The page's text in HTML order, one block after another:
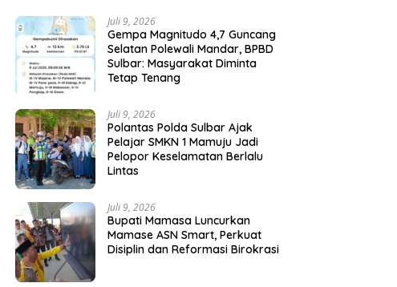
Juli 9, 2026
Gempa Magnitudo 4,7 Guncang
Selatan Polewali Mandar, BPBD
Sulbar: Masyarakat Diminta
Tetap Tenang
Juli 9, 2026
Polantas Polda Sulbar Ajak
Pelajar SMKN 1 Mamuju Jadi
Pelopor Keselamatan Berlalu
Lintas
Juli 9, 2026
Bupati Mamasa Luncurkan
Mamase ASN Smart, Perkuat
Disiplin dan Reformasi Birokrasi